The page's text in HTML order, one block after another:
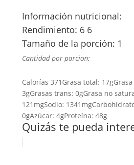
Información nutricional:
Rendimiento: 6 6
Tamaño de la porción: 1
Cantidad por porcion:
Calorías 371 Grasa total: 17g
3gGrasas trans: 0gGrasa no
121mgSodio: 1341mg
0gAzúcar: 4gProteína: 48g
Quizás te pueda